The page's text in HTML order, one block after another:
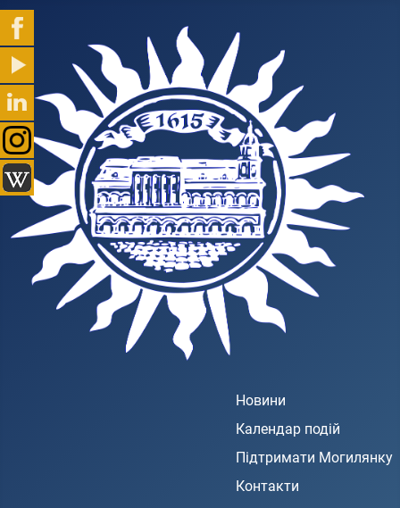
Новини
Календар подій
Підтримати Могилянку
Контакти